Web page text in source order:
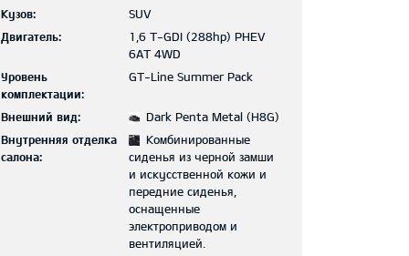
Кузов:
SUV
Двигатель:
1,6 T-GDI (288hp) PHEV
6AT 4WD
Уровень
комплектации:
GT-Line Summer Pack
Внешний вид:
Dark Penta Metal (H8G)
Внутренняя отделка
салона:
Комбинированные
сиденья из черной замши
и искусственной кожи и
передние сиденья,
оснащенные
электроприводом и
вентиляцией.